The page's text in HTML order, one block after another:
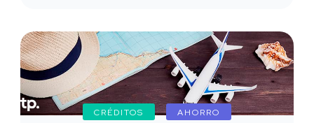
CRÉDITOS AHORRO